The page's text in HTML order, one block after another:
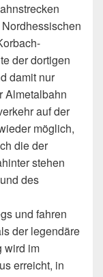
der dortigen
damit nur
Almetalbahn
auf der
möglich,
die der
stehen
des
und fahren
der legendäre
wird im
erreicht, in